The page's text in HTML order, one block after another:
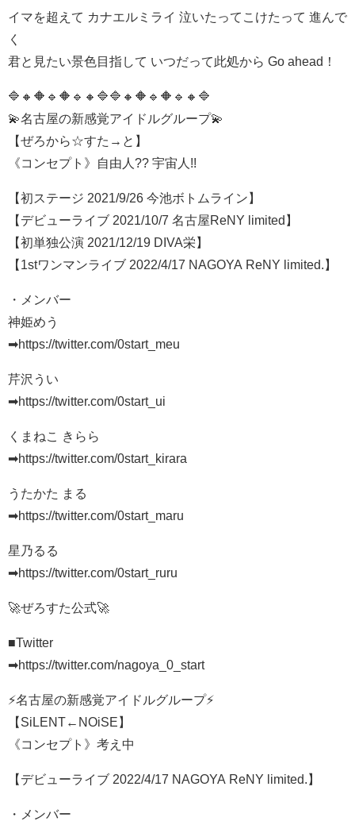
イマを超えて カナエルミライ 泣いたってこけたって 進んで
く
君と見たい景色目指して いつだって此処から Go ahead！
🔷🔸🔶🔹🔶🔹🔸🔷🔷🔸🔶🔹🔶🔹🔸🔷
💫名古屋の新感覚アイドルグループ💫
【ぜろから☆すた→と】
《コンセプト》自由人?? 宇宙人!!
【初ステージ 2021/9/26 今池ボトムライン】
【デビューライブ 2021/10/7 名古屋ReNY limited】
【初単独公演 2021/12/19 DIVA栄】
【1stワンマンライブ 2022/4/17 NAGOYA ReNY limited.】
・メンバー
神姫めう
➡https://twitter.com/0start_meu
芹沢うい
➡https://twitter.com/0start_ui
くまねこ きらら
➡https://twitter.com/0start_kirara
うたかた まる
➡https://twitter.com/0start_maru
星乃るる
➡https://twitter.com/0start_ruru
🚀ぜろすた公式🚀
■Twitter
➡https://twitter.com/nagoya_0_start
⚡️名古屋の新感覚アイドルグループ⚡️
【SiLENT←NOiSE】
《コンセプト》考え中
【デビューライブ 2022/4/17 NAGOYA ReNY limited.】
・メンバー